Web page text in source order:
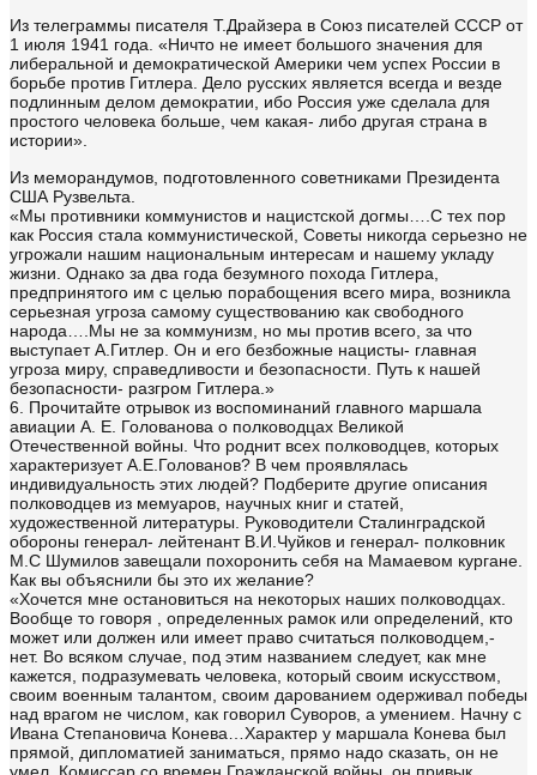
Из телеграммы писателя Т.Драйзера в Союз писателей СССР от
1 июля 1941 года. «Ничто не имеет большого значения для
либеральной и демократической Америки чем успех России в
борьбе против Гитлера. Дело русских является всегда и везде
подлинным делом демократии, ибо Россия уже сделала для
простого человека больше, чем какая- либо другая страна в
истории».
Из меморандумов, подготовленного советниками Президента
США Рузвельта.
«Мы противники коммунистов и нацистской догмы….С тех пор
как Россия стала коммунистической, Советы никогда серьезно не
угрожали нашим национальным интересам и нашему укладу
жизни. Однако за два года безумного похода Гитлера,
предпринятого им с целью порабощения всего мира, возникла
серьезная угроза самому существованию как свободного
народа….Мы не за коммунизм, но мы против всего, за что
выступает А.Гитлер. Он и его безбожные нацисты- главная
угроза миру, справедливости и безопасности. Путь к нашей
безопасности- разгром Гитлера.»
6. Прочитайте отрывок из воспоминаний главного маршала
авиации А. Е. Голованова о полководцах Великой
Отечественной войны. Что роднит всех полководцев, которых
характеризует А.Е.Голованов? В чем проявлялась
индивидуальность этих людей? Подберите другие описания
полководцев из мемуаров, научных книг и статей,
художественной литературы. Руководители Сталинградской
обороны генерал- лейтенант В.И.Чуйков и генерал- полковник
М.С Шумилов завещали похоронить себя на Мамаевом кургане.
Как вы объяснили бы это их желание?
«Хочется мне остановиться на некоторых наших полководцах.
Вообще то говоря , определенных рамок или определений, кто
может или должен или имеет право считаться полководцем,-
нет. Во всяком случае, под этим названием следует, как мне
кажется, подразумевать человека, который своим искусством,
своим военным талантом, своим дарованием одерживал победы
над врагом не числом, как говорил Суворов, а умением. Начну с
Ивана Степановича Конева…Характер у маршала Конева был
прямой, дипломатией заниматься, прямо надо сказать, он не
умел. Комиссар со времен Гражданской войны, он привык